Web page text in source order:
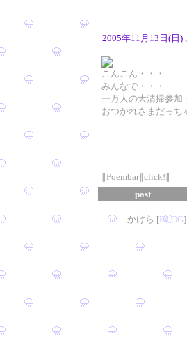
2005年11月13日(日)
こんこん・・・
みんなで・・・
一万人の大清掃参加
おつかれさまだっち
∥Poembar∥click!∥
past
かけら [BLOG